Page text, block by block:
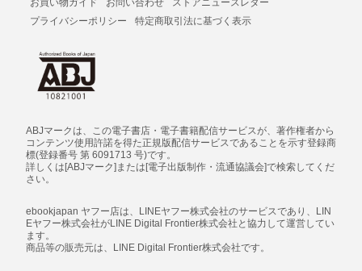
プライバシーポリシー
特定商取引法に基づく表示
ABJマークは、この電子書店・電子書籍配信サービスが、著作権者から
コンテンツ使用許諾を得た正規版配信サービスであることを示す登録商
標(登録番号 第 6091713 号)です。
詳しくは[ABJマーク]または[電子出版制作・流通協議会]で検索してくだ
さい。
ebookjapan ヤフー店は、LINEヤフー株式会社のサービスであり、LIN
Eヤフー株式会社がLINE Digital Frontier株式会社と協力して運営してい
ます。
商品等の販売元は、LINE Digital Frontier株式会社です。